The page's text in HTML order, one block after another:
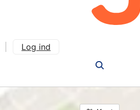
Log ind